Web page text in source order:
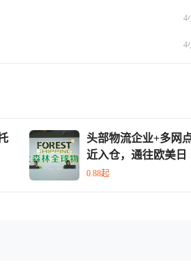
4
4
头部物流企业+多网
近入仓，通往欧美日
0.88起